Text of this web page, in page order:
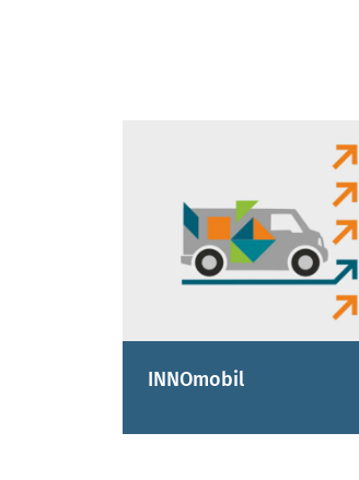
UNSERE TEILPROJEKTE
INNOmobil